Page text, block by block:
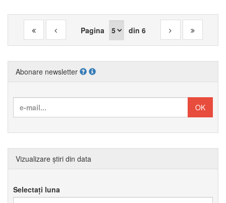
Pagina din 6
Abonare newsletter
Vizualizare știri din data
Selectați luna